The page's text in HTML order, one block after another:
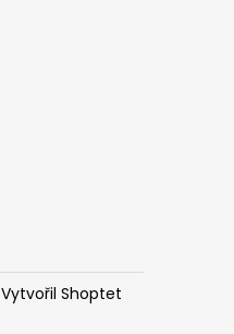
Vytvořil Shoptet